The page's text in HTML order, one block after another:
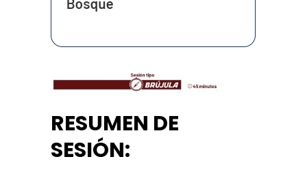
RESUMEN DE
SESIÓN: